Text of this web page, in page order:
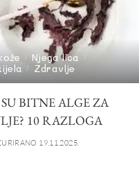
Njega lica
Zdravlje
BITNE ALGE ZA
10 RAZLOGA
19.11.2025.